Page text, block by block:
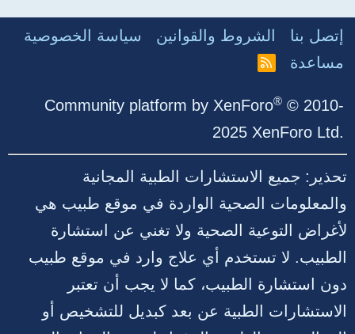
إتصل بنا الشروط والقوانين
سياسة الخصوصية
مساعدة
R
Community platform by XenForo® © 2010-
2025 XenForo Ltd.
تحذير: جميع الاستشارات الطبية المجانية
والمعلومات الصحية الواردة في موقع طبيب هي
لأغراض التوعية الصحية ولا تغني عن استشارة
الطبيب. لا تستخدم أي علاج وارد في موقع طبيب
دون استشارة الطبيب، كما لا يجب أن تعتبر
الاستشارات الطبية عن بعد كبديل للتشخيص أو